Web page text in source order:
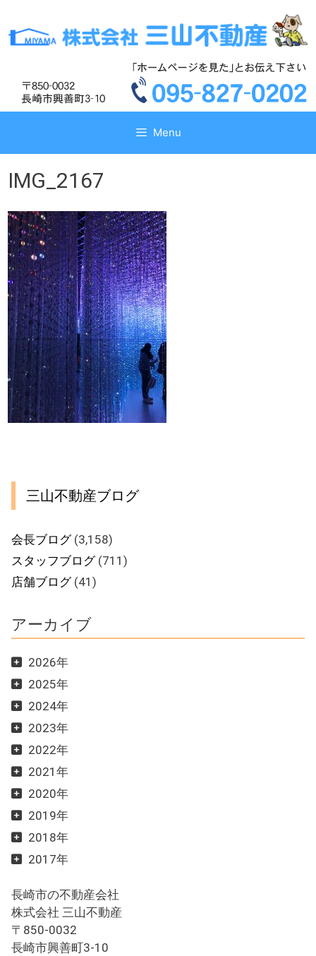
テ
ス
テ
ス
Menu
IMG_2167
三山不動産ブログ
会長ブログ(3,158)
スタッフブログ(711)
店舗ブログ(41)
アーカイブ
2026年
2025年
2024年
2023年
2022年
2021年
2020年
2019年
2018年
2017年
長崎市の不動産会社
株式会社 三山不動産
〒850-0032
長崎市興善町3-10